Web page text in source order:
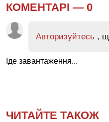
КОМЕНТАРІ — 0
Авторизуйтесь ,
Іде завантаження...
ЧИТАЙТЕ ТАКОЖ